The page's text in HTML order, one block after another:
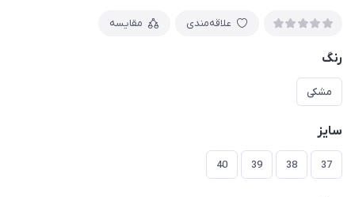
علاقه‌مندی مقایسه
رنگ
مشکی
سایز
37
38
39
40